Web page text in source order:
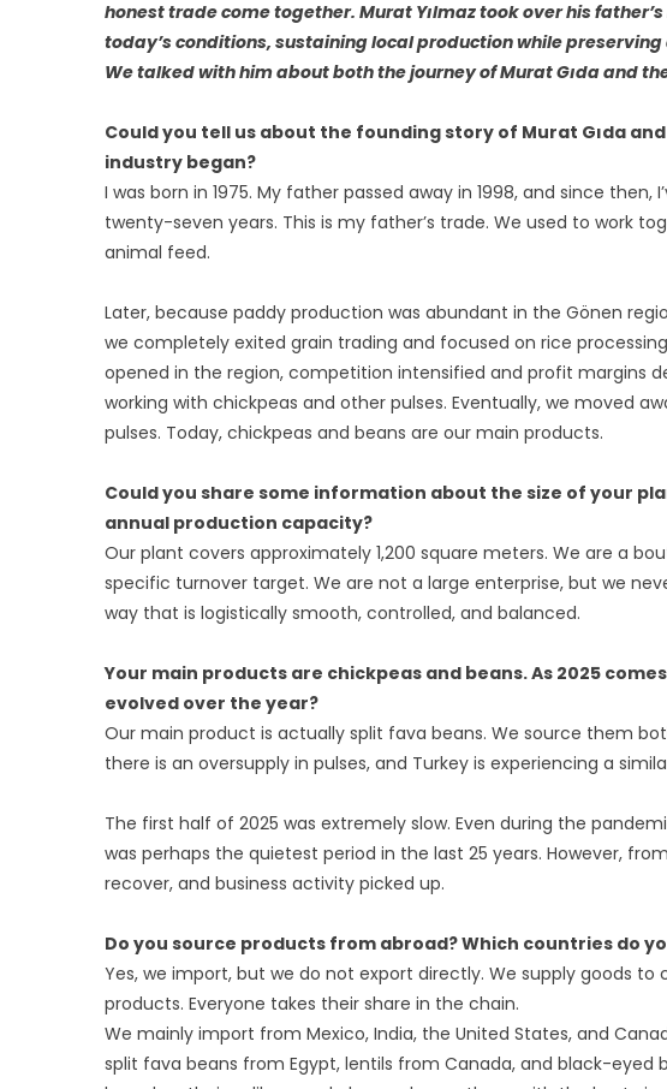
honest trade come together. Murat Yılmaz took over his
today’s conditions, sustaining local production while
We talked with him about both the journey of Murat Gıda and
Could you tell us about the founding story of Murat Gıda
industry began?
I was born in 1975. My father passed away in 1998, and since
twenty-seven years. This is my father’s trade. We used to work
animal feed.
Later, because paddy production was abundant in the Gönen
we completely exited grain trading and focused on rice
opened in the region, competition intensified and profit margins
working with chickpeas and other pulses. Eventually, we moved
pulses. Today, chickpeas and beans are our main products.
Could you share some information about the size of your
annual production capacity?
Our plant covers approximately 1,200 square meters. We are a
specific turnover target. We are not a large enterprise, but we
way that is logistically smooth, controlled, and balanced.
Your main products are chickpeas and beans. As 2025
evolved over the year?
Our main product is actually split fava beans. We source them
there is an oversupply in pulses, and Turkey is experiencing a
The first half of 2025 was extremely slow. Even during the
was perhaps the quietest period in the last 25 years. However,
recover, and business activity picked up.
Do you source products from abroad? Which countries do
Yes, we import, but we do not export directly. We supply goods
products. Everyone takes their share in the chain.
We mainly import from Mexico, India, the United States, and
split fava beans from Egypt, lentils from Canada, and black-eyed